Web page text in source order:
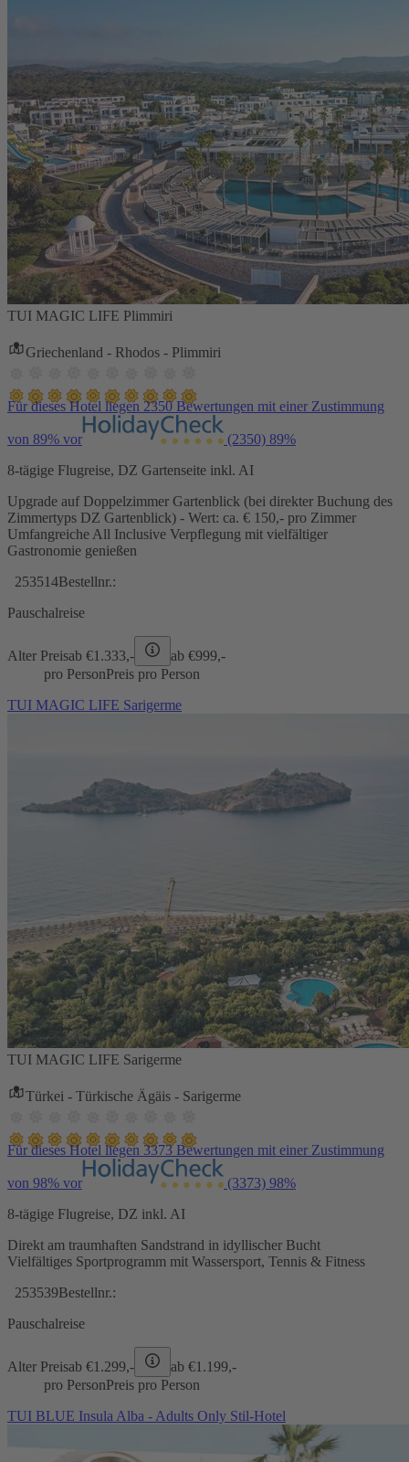
TUI MAGIC LIFE Plimmiri
Griechenland - Rhodos - Plimmiri
Für dieses Hotel liegen 2350 Bewertungen mit einer Zustimmung
von 89% vor (2350) 89%
8-tägige Flugreise, DZ Gartenseite inkl. AI
Upgrade auf Doppelzimmer Gartenblick (bei direkter Buchung des
Zimmertyps DZ Gartenblick) - Wert: ca. € 150,- pro Zimmer
Umfangreiche All Inclusive Verpflegung mit vielfältiger
Gastronomie genießen
253514Bestellnr.:
Pauschalreise
Alter Preisab €1.333,- ab €999,-
pro PersonPreis pro Person
TUI MAGIC LIFE Sarigerme
TUI MAGIC LIFE Sarigerme
Türkei - Türkische Ägäis - Sarigerme
Für dieses Hotel liegen 3373 Bewertungen mit einer Zustimmung
von 98% vor (3373) 98%
8-tägige Flugreise, DZ inkl. AI
Direkt am traumhaften Sandstrand in idyllischer Bucht
Vielfältiges Sportprogramm mit Wassersport, Tennis & Fitness
253539Bestellnr.:
Pauschalreise
Alter Preisab €1.299,- ab €1.199,-
pro PersonPreis pro Person
TUI BLUE Insula Alba - Adults Only Stil-Hotel